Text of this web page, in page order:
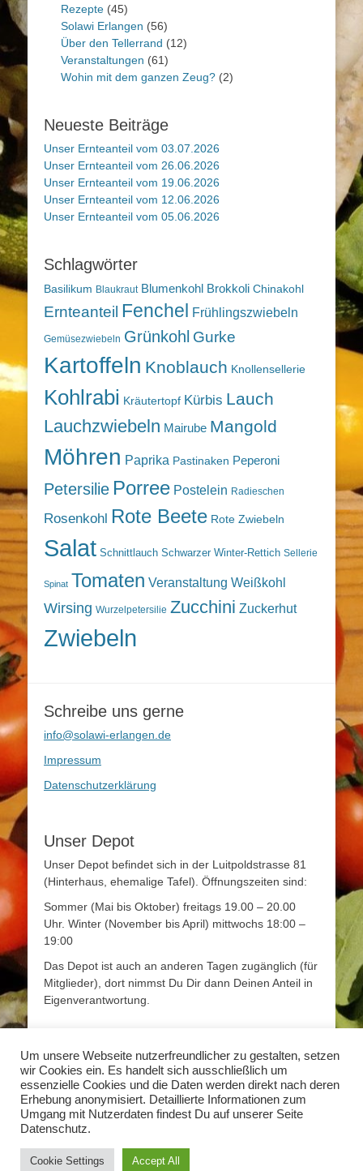
Rezepte (45)
Solawi Erlangen (56)
Über den Tellerrand (12)
Veranstaltungen (61)
Wohin mit dem ganzen Zeug? (2)
Neueste Beiträge
Unser Ernteanteil vom 03.07.2026
Unser Ernteanteil vom 26.06.2026
Unser Ernteanteil vom 19.06.2026
Unser Ernteanteil vom 12.06.2026
Unser Ernteanteil vom 05.06.2026
Schlagwörter
Basilikum Blaukraut Blumenkohl Brokkoli Chinakohl
Ernteanteil Fenchel Frühlingszwiebeln
Gemüsezwiebeln Grünkohl Gurke
Kartoffeln Knoblauch Knollensellerie
Kohlrabi Kräutertopf Kürbis Lauch
Lauchzwiebeln Mairube Mangold
Möhren Paprika Pastinaken Peperoni
Petersilie Porree Postelein Radieschen
Rosenkohl Rote Beete Rote Zwiebeln
Salat Schnittlauch Schwarzer Winter-Rettich Sellerie
Spinat Tomaten Veranstaltung Weißkohl
Wirsing Wurzelpetersilie Zucchini Zuckerhut
Zwiebeln
Schreibe uns gerne
info@solawi-erlangen.de
Impressum
Datenschutzerklärung
Unser Depot
Unser Depot befindet sich in der Luitpoldstrasse 81
(Hinterhaus, ehemalige Tafel). Öffnungszeiten sind:
Sommer (Mai bis Oktober) freitags 19.00 – 20.00
Uhr. Winter (November bis April) mittwochs 18:00 –
19:00
Das Depot ist auch an anderen Tagen zugänglich (für
Mitglieder), dort nimmst Du Dir dann Deinen Anteil in
Eigenverantwortung.
Mehr Infos
Mehr Informationen zum Thema Solidarische
Landwirtschaft findet Ihr unterwww.solidarische-
landwirtschaft.org
Copyright © 2026 Solidarische Landwirtschaft Erlangen
Um unsere Webseite nutzerfreundlicher zu gestalten, setzen
wir Cookies ein. Es handelt sich ausschließlich um
essenzielle Cookies und die Daten werden direkt nach deren
Erhebung anonymisiert. Detaillierte Informationen zum
Umgang mit Nutzerdaten findest Du auf unserer Seite
Datenschutz.
Cookie Settings Accept All